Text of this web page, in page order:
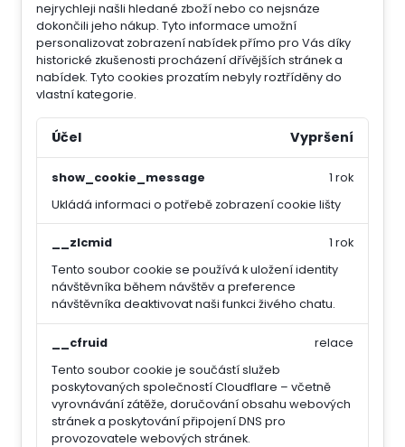
nejrychleji našli hledané zboží nebo co nejsnáze
dokončili jeho nákup. Tyto informace umožní
personalizovat zobrazení nabídek přímo pro Vás díky
historické zkušenosti procházení dřívějších stránek a
nabídek. Tyto cookies prozatím nebyly roztříděny do
vlastní kategorie.
Účel Vypršení
show_cookie_message
Ukládá informaci o potřebě zobrazení cookie lišty
1 rok
__zlcmid
Tento soubor cookie se používá k uložení identity
návštěvníka během návštěv a preference
návštěvníka deaktivovat naši funkci živého chatu.
1 rok
__cfruid
Tento soubor cookie je součástí služeb
poskytovaných společností Cloudflare – včetně
vyrovnávání zátěže, doručování obsahu webových
stránek a poskytování připojení DNS pro
provozovatele webových stránek.
relace